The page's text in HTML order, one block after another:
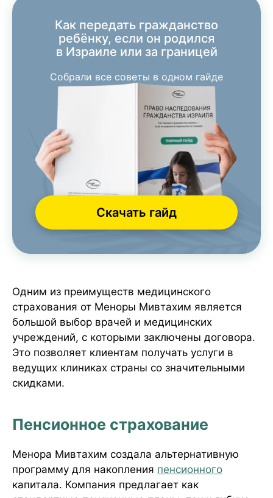
Как передать гражданство
ребёнку, если он родился
в Израиле или за границей
Собрали все советы в одном гайде
Скачать гайд
Одним из преимуществ медицинского
страхования от Меноры Мивтахим является
большой выбор врачей и медицинских
учреждений, с которыми заключены договора.
Это позволяет клиентам получать услуги в
ведущих клиниках страны со значительными
скидками.
Пенсионное страхование
Менора Мивтахим создала альтернативную
программу для накопления пенсионного
капитала. Компания предлагает как